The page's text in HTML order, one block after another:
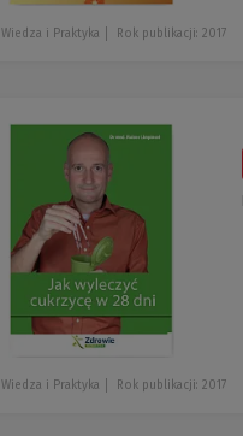
Wiedza i Praktyka Rok publikacji: 2017
Wiedza i Praktyka Rok publikacji: 2017